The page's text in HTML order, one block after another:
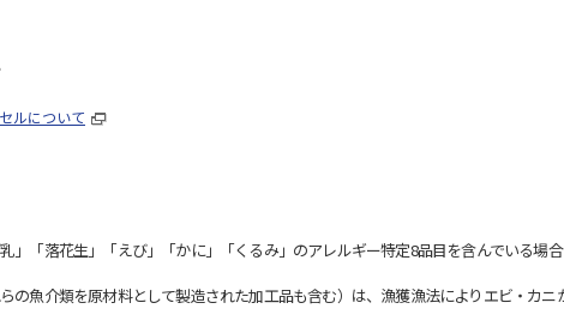
ルについて
」「落花生」「えび」「かに」「くるみ」のアレルギー特定8品目を含んでいる場合
魚介類を原材料として製造された加工品も含む）は、漁獲漁法によりエビ・カ